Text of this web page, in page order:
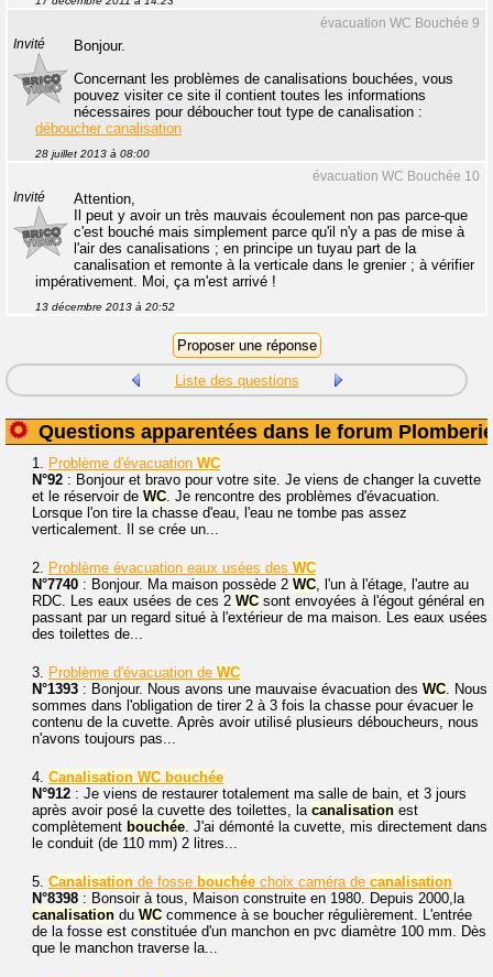
évacuation WC Bouchée 9
Invité
Bonjour.
Concernant les problèmes de canalisations bouchées, vous
pouvez visiter ce site il contient toutes les informations
nécessaires pour déboucher tout type de canalisation :
déboucher canalisation
28 juillet 2013 à 08:00
évacuation WC Bouchée 10
Invité
Attention,
Il peut y avoir un très mauvais écoulement non pas parce-que
c'est bouché mais simplement parce qu'il n'y a pas de mise à
l'air des canalisations ; en principe un tuyau part de la
canalisation et remonte à la verticale dans le grenier ; à vérifier
impérativement. Moi, ça m'est arrivé !
13 décembre 2013 à 20:52
Liste des questions
Questions apparentées dans le forum Plomberie
1. Problème d'évacuation WC
N°92 : Bonjour et bravo pour votre site. Je viens de changer la cuvette
et le réservoir de WC. Je rencontre des problèmes d'évacuation.
Lorsque l'on tire la chasse d'eau, l'eau ne tombe pas assez
verticalement. Il se crée un...
2. Problème évacuation eaux usées des WC
N°7740 : Bonjour. Ma maison possède 2 WC, l'un à l'étage, l'autre au
RDC. Les eaux usées de ces 2 WC sont envoyées à l'égout général en
passant par un regard situé à l'extérieur de ma maison. Les eaux usées
des toilettes de...
3. Problème d'évacuation de WC
N°1393 : Bonjour. Nous avons une mauvaise évacuation des WC. Nous
sommes dans l'obligation de tirer 2 à 3 fois la chasse pour évacuer le
contenu de la cuvette. Après avoir utilisé plusieurs déboucheurs, nous
n'avons toujours pas...
4. Canalisation WC bouchée
N°912 : Je viens de restaurer totalement ma salle de bain, et 3 jours
après avoir posé la cuvette des toilettes, la canalisation est
complètement bouchée. J'ai démonté la cuvette, mis directement dans
le conduit (de 110 mm) 2 litres...
5. Canalisation de fosse bouchée choix caméra de canalisation
N°8398 : Bonsoir à tous, Maison construite en 1980. Depuis 2000,la
canalisation du WC commence à se boucher régulièrement. L'entrée
de la fosse est constituée d'un manchon en pvc diamètre 100 mm. Dès
que le manchon traverse la...